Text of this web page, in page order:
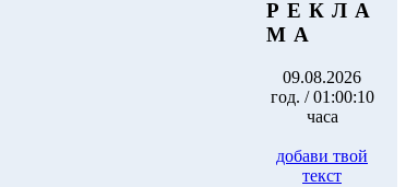
Р Е К Л А
М А
09.08.2026
год. / 01:00:10
часа
добави твой
текст